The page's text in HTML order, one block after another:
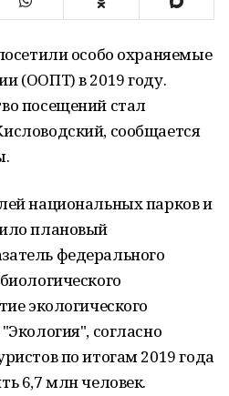
особо охраняемые
(ООПТ) в 2019 году.
посещений стал
сообщается
национальных парков и
плановый
федерального
экологического
согласно
по итогам 2019 года
6,7 млн человек.